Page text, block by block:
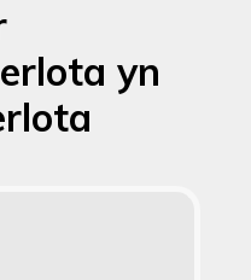
yn